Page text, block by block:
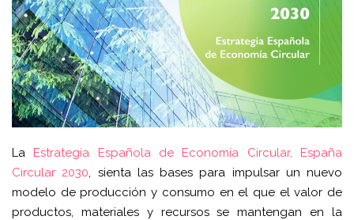
La Estrategia Española de Economía Circular, España
Circular 2030, sienta las bases para impulsar un nuevo
modelo de producción y consumo en el que el valor de
productos, materiales y recursos se mantengan en la